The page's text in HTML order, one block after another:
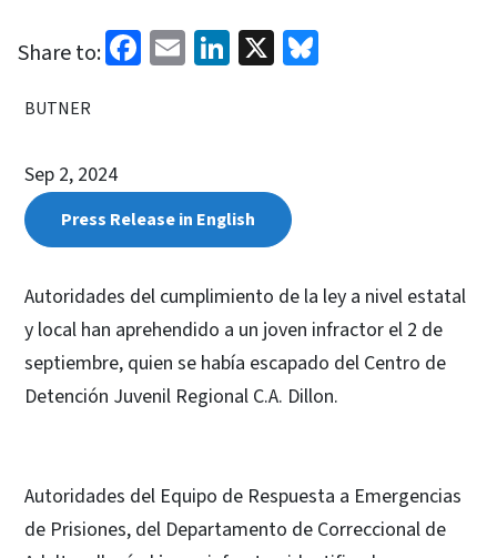
Share to: Facebook
EmailLinkedIn
X
BUTNER
Sep 2, 2024
Press Release in English
Autoridades del cumplimiento de la ley a nivel estatal
y local han aprehendido a un joven infractor el 2 de
septiembre, quien se había escapado del Centro de
Detención Juvenil Regional C.A. Dillon.
Autoridades del Equipo de Respuesta a Emergencias
de Prisiones, del Departamento de Correccional de